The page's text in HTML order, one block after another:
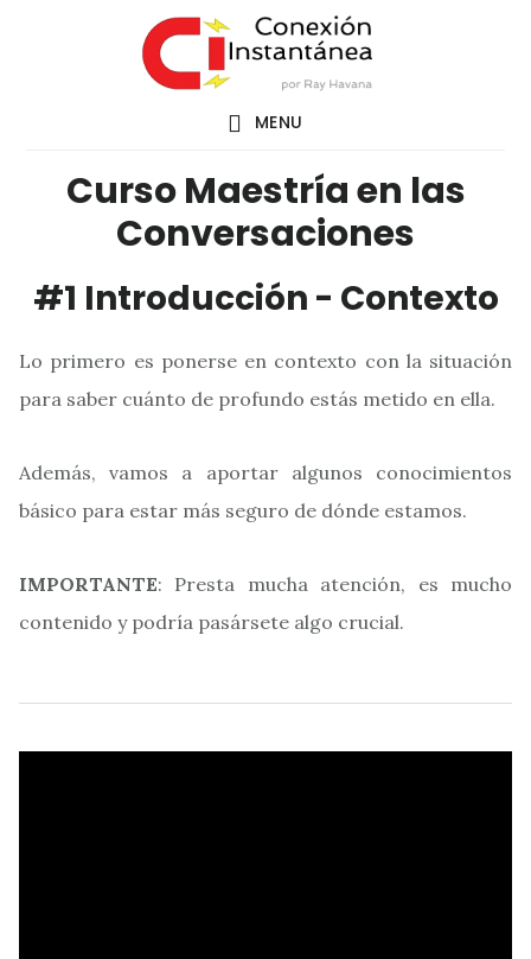
MENU
Curso Maestría en las
Conversaciones
#1 Introducción - Contexto
Lo primero es ponerse en contexto con la situación
para saber cuánto de profundo estás metido en ella.
Además, vamos a aportar algunos conocimientos
básico para estar más seguro de dónde estamos.
IMPORTANTE: Presta mucha atención, es mucho
contenido y podría pasársete algo crucial.